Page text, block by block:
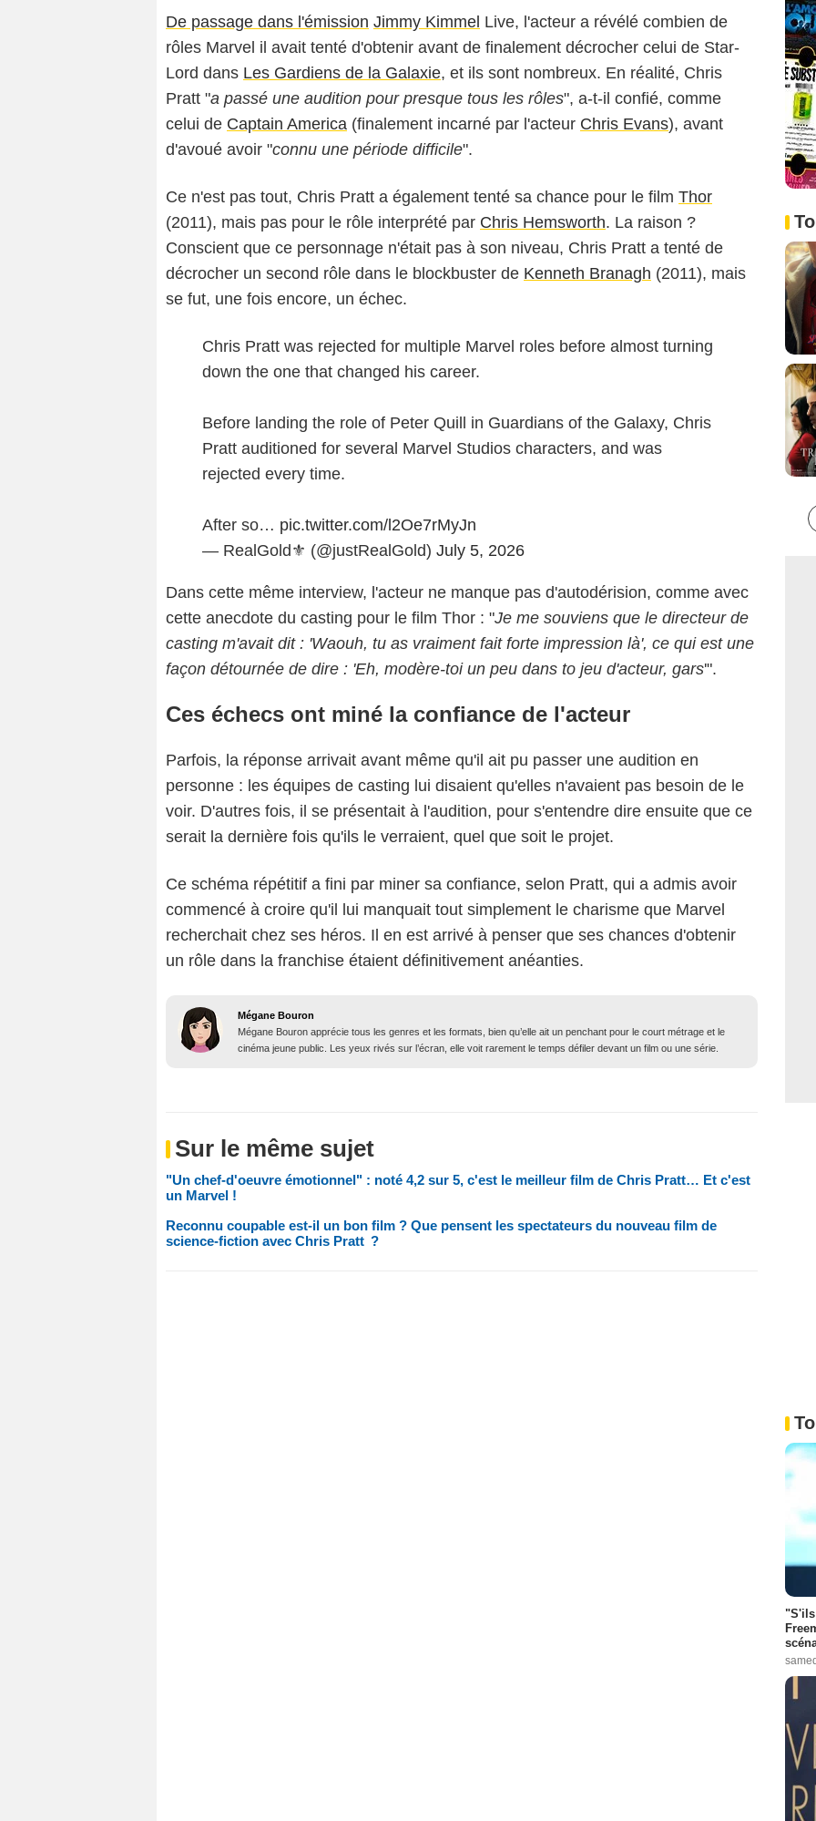
De passage dans l'émission Jimmy Kimmel Live, l'acteur a révélé combien de
rôles Marvel il avait tenté d'obtenir avant de finalement décrocher celui de Star-
Lord dans Les Gardiens de la Galaxie, et ils sont nombreux. En réalité, Chris
Pratt "a passé une audition pour presque tous les rôles", a-t-il confié, comme
celui de Captain America (finalement incarné par l'acteur Chris Evans), avant
d'avoué avoir "connu une période difficile".
Ce n'est pas tout, Chris Pratt a également tenté sa chance pour le film Thor
(2011), mais pas pour le rôle interprété par Chris Hemsworth. La raison ?
Conscient que ce personnage n'était pas à son niveau, Chris Pratt a tenté de
décrocher un second rôle dans le blockbuster de Kenneth Branagh (2011), mais
se fut, une fois encore, un échec.
Chris Pratt was rejected for multiple Marvel roles before almost turning
down the one that changed his career.
Before landing the role of Peter Quill in Guardians of the Galaxy, Chris
Pratt auditioned for several Marvel Studios characters, and was
rejected every time.
After so… pic.twitter.com/l2Oe7rMyJn
— RealGold⚜️ (@justRealGold) July 5, 2026
Dans cette même interview, l'acteur ne manque pas d'autodérision, comme avec
cette anecdote du casting pour le film Thor : "Je me souviens que le directeur de
casting m'avait dit : 'Waouh, tu as vraiment fait forte impression là', ce qui est une
façon détournée de dire : 'Eh, modère-toi un peu dans to jeu d'acteur, gars'".
Ces échecs ont miné la confiance de l'acteur
Parfois, la réponse arrivait avant même qu'il ait pu passer une audition en
personne : les équipes de casting lui disaient qu'elles n'avaient pas besoin de le
voir. D'autres fois, il se présentait à l'audition, pour s'entendre dire ensuite que ce
serait la dernière fois qu'ils le verraient, quel que soit le projet.
Ce schéma répétitif a fini par miner sa confiance, selon Pratt, qui a admis avoir
commencé à croire qu'il lui manquait tout simplement le charisme que Marvel
recherchait chez ses héros. Il en est arrivé à penser que ses chances d'obtenir
un rôle dans la franchise étaient définitivement anéanties.
Mégane Bouron
Mégane Bouron apprécie tous les genres et les formats, bien qu’elle ait un penchant pour le court métrage et le
cinéma jeune public. Les yeux rivés sur l’écran, elle voit rarement le temps défiler devant un film ou une série.
Sur le même sujet
"Un chef-d'oeuvre émotionnel" : noté 4,2 sur 5, c'est le meilleur film de Chris Pratt… Et c'est
un Marvel !
Reconnu coupable est-il un bon film ? Que pensent les spectateurs du nouveau film de
science-fiction avec Chris Pratt ?
"S'ils